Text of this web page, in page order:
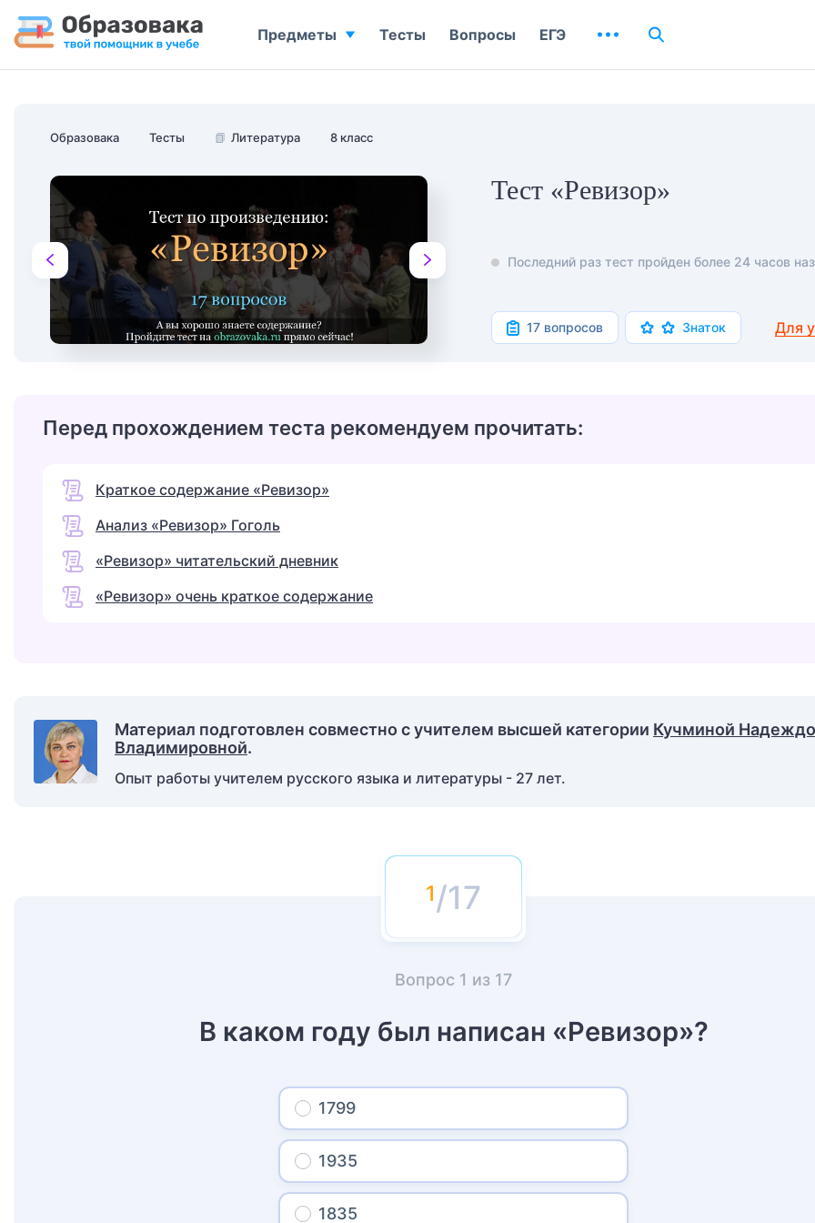
Образовака Тесты 📗 Литература 8 класс
Тест «Ревизор»
Последний раз тест пройден более 24 часов
17 вопросов Знаток Для
Перед прохождением теста рекомендуем прочитать:
Краткое содержание «Ревизор»
Анализ «Ревизор» Гоголь
«Ревизор» читательский дневник
«Ревизор» очень краткое содержание
Материал подготовлен совместно с учителем высшей категории Кучминой
Владимировной.
Опыт работы учителем русского языка и литературы - 27 лет.
/17
Вопрос 1 из 17
В каком году был написан «Ревизор»?
1799
1935
1835
Предметы Тесты Вопросы ЕГЭ